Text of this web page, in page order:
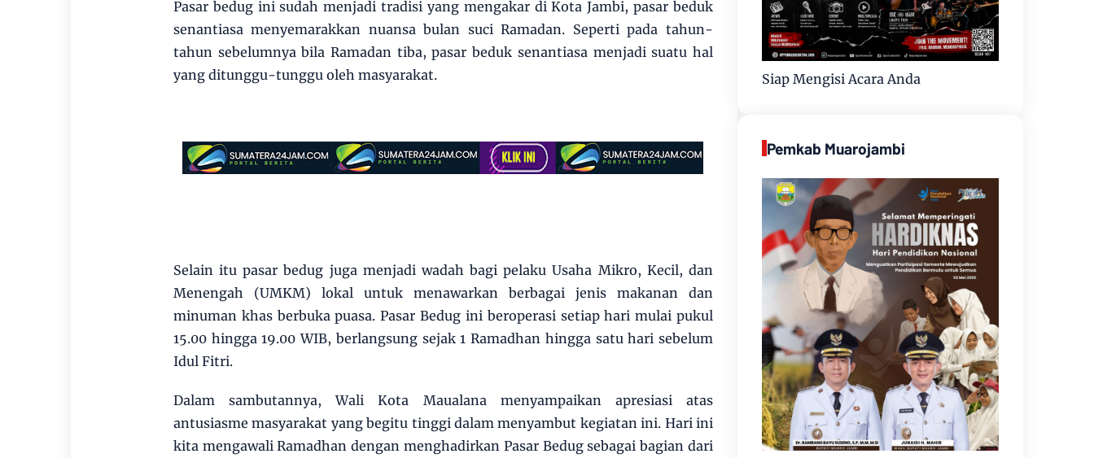
Pasar bedug ini sudah menjadi tradisi yang mengakar di Kota Jambi, pasar beduk
senantiasa menyemarakkan nuansa bulan suci Ramadan. Seperti pada tahun-
tahun sebelumnya bila Ramadan tiba, pasar beduk senantiasa menjadi suatu hal
yang ditunggu-tunggu oleh masyarakat.
Selain itu pasar bedug juga menjadi wadah bagi pelaku Usaha Mikro, Kecil, dan
Menengah (UMKM) lokal untuk menawarkan berbagai jenis makanan dan
minuman khas berbuka puasa. Pasar Bedug ini beroperasi setiap hari mulai pukul
15.00 hingga 19.00 WIB, berlangsung sejak 1 Ramadhan hingga satu hari sebelum
Idul Fitri.
Dalam sambutannya, Wali Kota Maualana menyampaikan apresiasi atas
antusiasme masyarakat yang begitu tinggi dalam menyambut kegiatan ini. Hari ini
kita mengawali Ramadhan dengan menghadirkan Pasar Bedug sebagai bagian dari
Siap Mengisi Acara Anda
Pemkab Muarojambi